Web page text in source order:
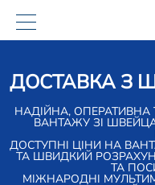
ДОСТАВКА З
НАДІЙНА,
ВАНТАЖУ ЗІ
ДОСТУПНІ ЦІНИ НА
ТА ШВИДКИЙ
ТА
МІЖНАРОДНІ